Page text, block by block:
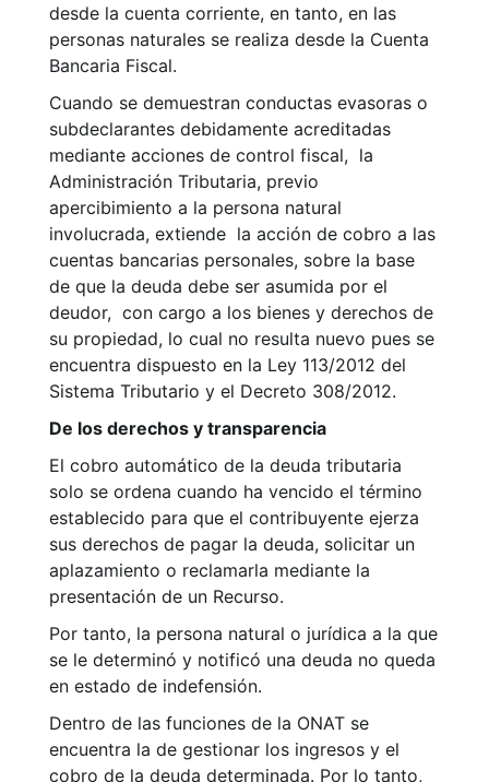
desde la cuenta corriente, en tanto, en las
personas naturales se realiza desde la Cuenta
Bancaria Fiscal.
Cuando se demuestran conductas evasoras o
subdeclarantes debidamente acreditadas
mediante acciones de control fiscal, la
Administración Tributaria, previo
apercibimiento a la persona natural
involucrada, extiende la acción de cobro a las
cuentas bancarias personales, sobre la base
de que la deuda debe ser asumida por el
deudor, con cargo a los bienes y derechos de
su propiedad, lo cual no resulta nuevo pues se
encuentra dispuesto en la Ley 113/2012 del
Sistema Tributario y el Decreto 308/2012.
De los derechos y transparencia
El cobro automático de la deuda tributaria
solo se ordena cuando ha vencido el término
establecido para que el contribuyente ejerza
sus derechos de pagar la deuda, solicitar un
aplazamiento o reclamarla mediante la
presentación de un Recurso.
Por tanto, la persona natural o jurídica a la que
se le determinó y notificó una deuda no queda
en estado de indefensión.
Dentro de las funciones de la ONAT se
encuentra la de gestionar los ingresos y el
cobro de la deuda determinada. Por lo tanto,